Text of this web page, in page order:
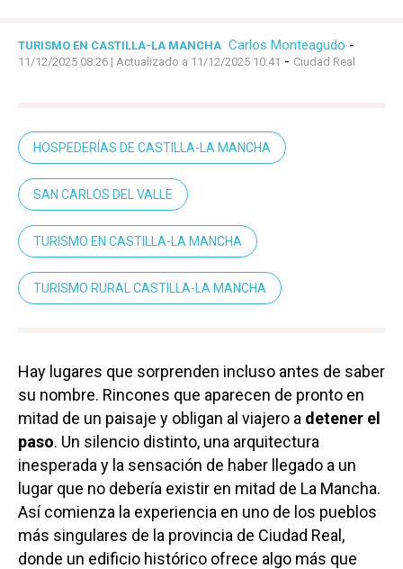
TURISMO EN CASTILLA-LA MANCHA Carlos Monteagudo -
11/12/2025 08:26 | Actualizado a 11/12/2025 10:41 - Ciudad Real
HOSPEDERÍAS DE CASTILLA-LA MANCHA
SAN CARLOS DEL VALLE
TURISMO EN CASTILLA-LA MANCHA
TURISMO RURAL CASTILLA-LA MANCHA
Hay lugares que sorprenden incluso antes de saber
su nombre. Rincones que aparecen de pronto en
mitad de un paisaje y obligan al viajero a detener el
paso. Un silencio distinto, una arquitectura
inesperada y la sensación de haber llegado a un
lugar que no debería existir en mitad de La Mancha.
Así comienza la experiencia en uno de los pueblos
más singulares de la provincia de Ciudad Real,
donde un edificio histórico ofrece algo más que